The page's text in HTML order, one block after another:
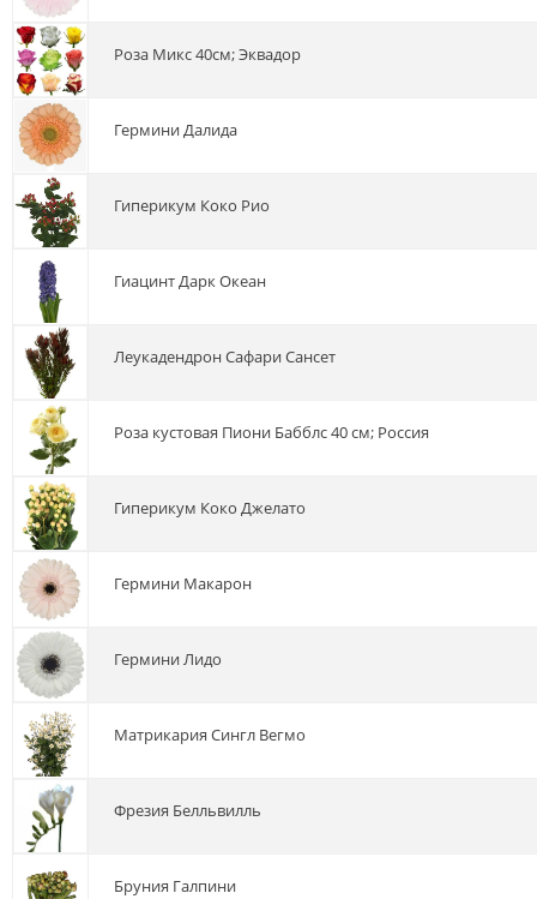
роза Микс 40см; Эквадор
гермини Далида
гиперикум Коко Рио
гиацинт Дарк Океан
леукадендрон Сафари Сансет
роза кустовая Пиони Бабблс 40 см; Россия
гиперикум Коко Джелато
гермини Макарон
гермини Лидо
матрикария Сингл Вегмо
фрезия Белльвилль
бруния Галпини